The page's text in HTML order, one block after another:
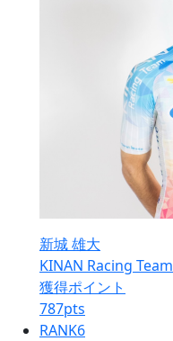
新城 雄大
KINAN Racing Team
獲得ポイント
787pts
RANK6